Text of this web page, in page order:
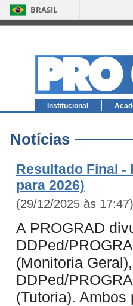
BRASIL
Institucional
Notícias
Resultado Final -
para 2026)
(29/12/2025 às 17:47)
A PROGRAD
DDPed/
(Monitoria
DDPed/
(Tutoria).